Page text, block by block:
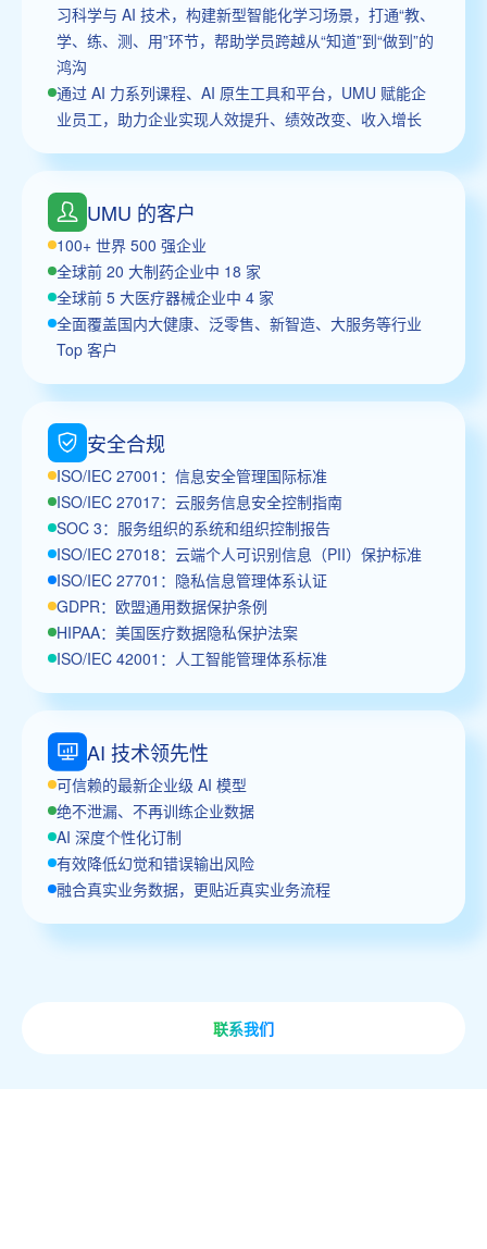
习科学与 AI 技术，构建新型智能化学习场景，打通“教、
学、练、测、用”环节，帮助学员跨越从“知道”到“做到”的
鸿沟
通过 AI 力系列课程、AI 原生工具和平台，UMU 赋能企
业员工，助力企业实现人效提升、绩效改变、收入增长
UMU 的客户
100+ 世界 500 强企业
全球前 20 大制药企业中 18 家
全球前 5 大医疗器械企业中 4 家
全面覆盖国内大健康、泛零售、新智造、大服务等行业
Top 客户
安全合规
ISO/IEC 27001：信息安全管理国际标准
ISO/IEC 27017：云服务信息安全控制指南
SOC 3：服务组织的系统和组织控制报告
ISO/IEC 27018：云端个人可识别信息（PII）保护标准
ISO/IEC 27701：隐私信息管理体系认证
GDPR：欧盟通用数据保护条例
HIPAA：美国医疗数据隐私保护法案
ISO/IEC 42001：人工智能管理体系标准
AI 技术领先性
可信赖的最新企业级 AI 模型
绝不泄漏、不再训练企业数据
AI 深度个性化订制
有效降低幻觉和错误输出风险
融合真实业务数据，更贴近真实业务流程
联系我们